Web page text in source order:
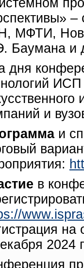
МФТИ,
Баумана и
дня
и
и
в
на
2024